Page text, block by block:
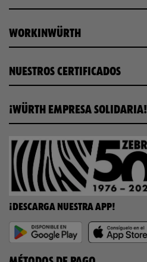
WORKINWÜRTH
NUESTROS CERTIFICADOS
¡WÜRTH EMPRESA SOLIDARIA!
¡DESCARGA NUESTRA APP!